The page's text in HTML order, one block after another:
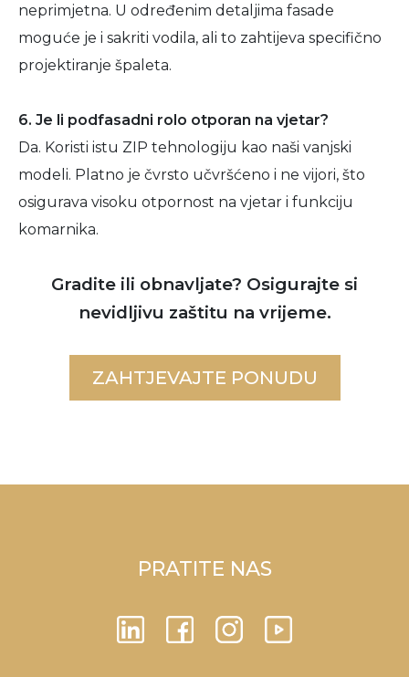
neprimjetna. U određenim detaljima fasade
moguće je i sakriti vodila, ali to zahtijeva specifično
projektiranje špaleta.
6. Je li podfasadni rolo otporan na vjetar?
Da. Koristi istu ZIP tehnologiju kao naši vanjski
modeli. Platno je čvrsto učvršćeno i ne vijori, što
osigurava visoku otpornost na vjetar i funkciju
komarnika.
Gradite ili obnavljate? Osigurajte si
nevidljivu zaštitu na vrijeme.
ZAHTJEVAJTE PONUDU
PRATITE NAS